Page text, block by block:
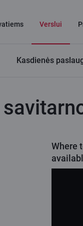
Verslui
Kasdienės
Where